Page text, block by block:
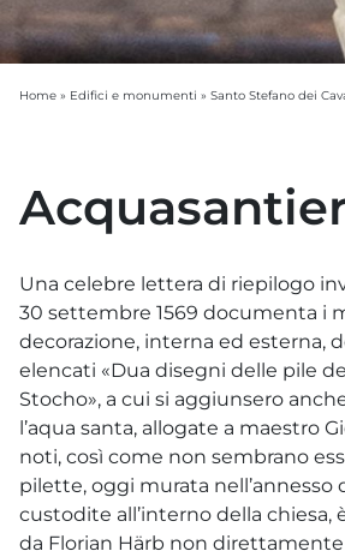
Home » Edifici e monumenti » Santo Stefano dei
Una celebre lettera di riepilogo
30 settembre 1569 documenta i
decorazione, interna ed esterna,
elencati «Dua disegni delle pile
Stocho», a cui si aggiunsero
l’aqua santa, allogate a maestro
noti, così come non sembrano
pilette, oggi murata
custodite all’interno della
da Florian Härb non